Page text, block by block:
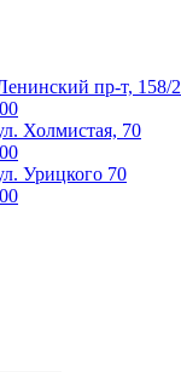
пр-т, 158/2
Холмистая, 70
Урицкого 70